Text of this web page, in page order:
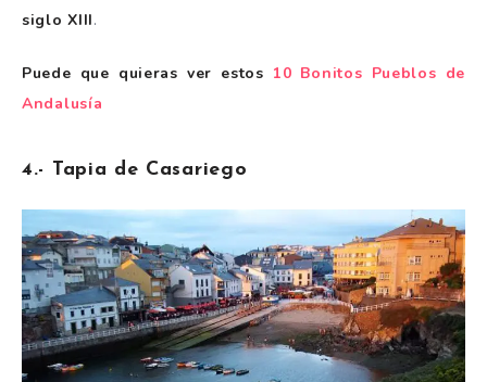
siglo XIII.
Puede que quieras ver estos 10 Bonitos Pueblos de
Andalusía
4.- Tapia de Casariego